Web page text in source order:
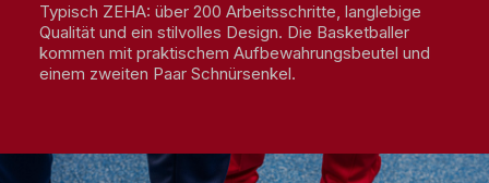
Typisch ZEHA: über 200 Arbeitsschritte, langlebige
Qualität und ein stilvolles Design. Die Basketballer
kommen mit praktischem Aufbewahrungsbeutel und
einem zweiten Paar Schnürsenkel.